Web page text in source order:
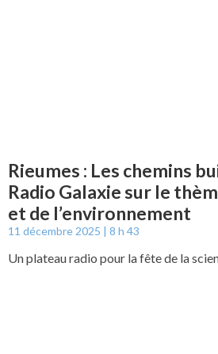
Rieumes : Les chemins
Radio Galaxie sur le
et de l’environnement
11 décembre 2025 8 h 43
Un plateau radio pour la fête de la